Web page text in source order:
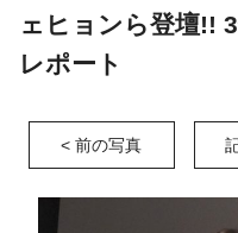
ェヒョンら登壇!!
レポート
< 前の写真